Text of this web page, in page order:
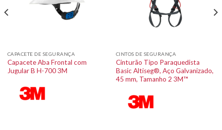
CAPACETE DE SEGURANÇA
Capacete Aba Frontal com
Jugular B H-700 3M
CINTOS DE SEGURANÇA
Cinturão Tipo Paraquedista
Basic Altiseg®, Aço Galvanizado,
45 mm, Tamanho 2 3M™